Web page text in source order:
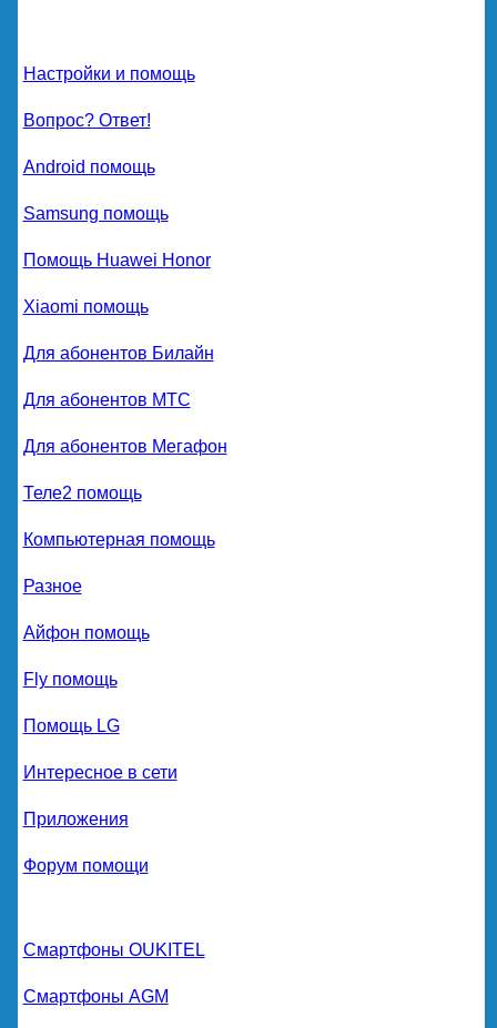
Настройки и помощь
Вопрос? Ответ!
Android помощь
Samsung помощь
Помощь Huawei Honor
Xiaomi помощь
Для абонентов Билайн
Для абонентов МТС
Для абонентов Мегафон
Теле2 помощь
Компьютерная помощь
Разное
Айфон помощь
Fly помощь
Помощь LG
Интересное в сети
Приложения
Форум помощи
Смартфоны OUKITEL
Смартфоны AGM